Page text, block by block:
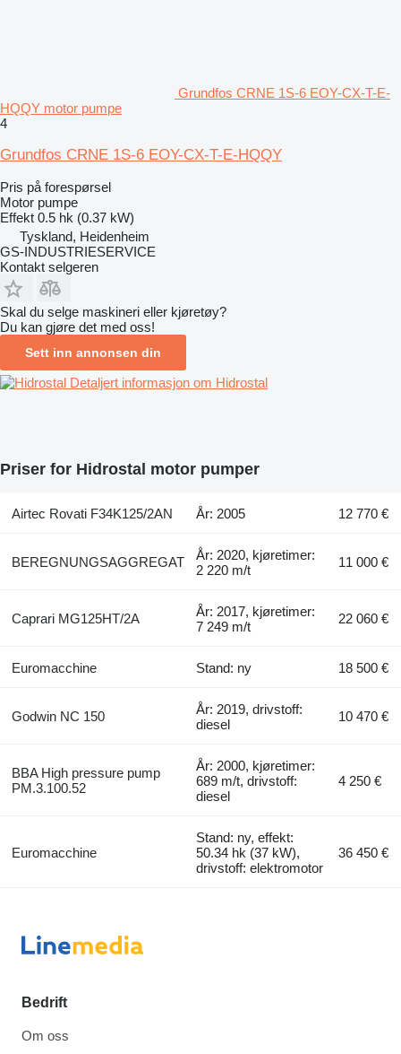
Grundfos CRNE 1S-6 EOY-CX-T-E-
HQQY motor pumpe
4
Grundfos CRNE 1S-6 EOY-CX-T-E-HQQY
Pris på forespørsel
Motor pumpe
Effekt 0.5 hk (0.37 kW)
Tyskland, Heidenheim
GS-INDUSTRIESERVICE
Kontakt selgeren
Skal du selge maskineri eller kjøretøy?
Du kan gjøre det med oss!
Sett inn annonsen din
Detaljert informasjon om Hidrostal
Priser for Hidrostal motor pumper
Airtec Rovati F34K125/2AN År: 2005 12 770 €
BEREGNUNGSAGGREGAT
År: 2020, kjøretimer:
2 220 m/t
11 000 €
Caprari MG125HT/2A
År: 2017, kjøretimer:
7 249 m/t
22 060 €
Euromacchine Stand: ny 18 500 €
Godwin NC 150
År: 2019, drivstoff:
diesel
10 470 €
BBA High pressure pump
PM.3.100.52
År: 2000, kjøretimer:
689 m/t, drivstoff:
diesel
4 250 €
Euromacchine
Stand: ny, effekt:
50.34 hk (37 kW),
drivstoff: elektromotor
36 450 €
Bedrift
Om oss